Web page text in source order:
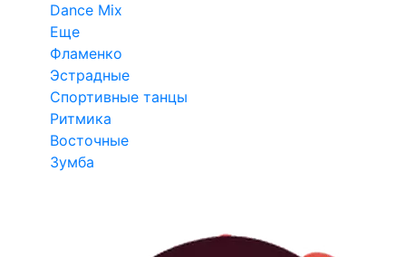
Dance Mix
Еще
Фламенко
Эстрадные
Спортивные танцы
Ритмика
Восточные
Зумба